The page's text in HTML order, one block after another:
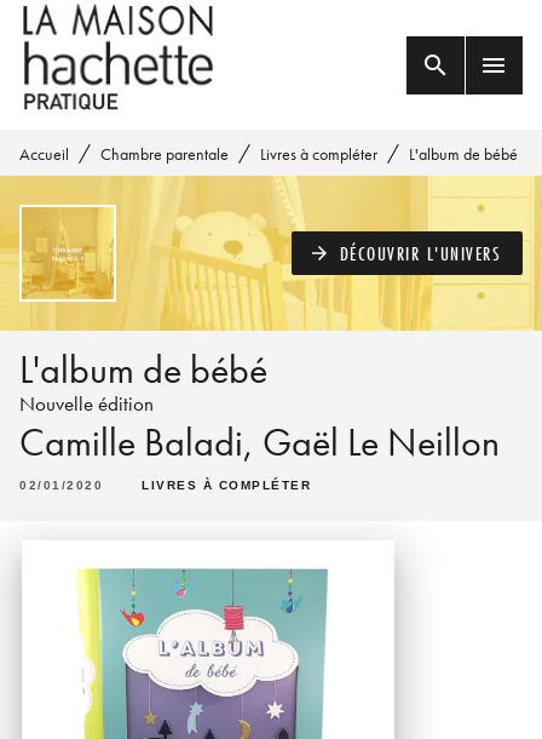
MENU RECHERCHE
PIED DE PAGE
search menu
Accueil / Chambre parentale / Livres à compléter / L'album de bébé
arrow_forward DÉCOUVRIR L'UNIVERS
L'album de bébé
Nouvelle édition
Camille Baladi, Gaël Le Neillon
02/01/2020 LIVRES À COMPLÉTER